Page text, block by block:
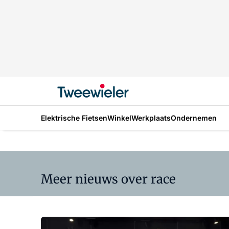
Elektrische FietsenWinkelWerkplaatsOndernemen
Meer nieuws over race